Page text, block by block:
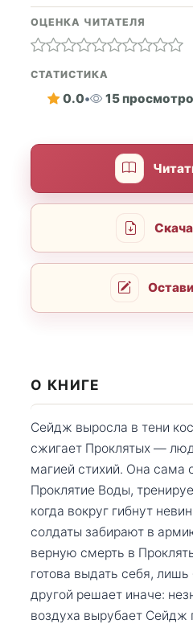
ОЦЕНКА ЧИТАТЕЛЯ
СТАТИСТИКА
0.0• 15
О КНИГЕ
Сейдж выросла в тени
сжигает Проклятых —
магией стихий. Она сама
Проклятие Воды,
когда вокруг гибнут
солдаты забирают в
верную смерть в
готова выдать себя,
другой решает иначе:
воздуха вырубает